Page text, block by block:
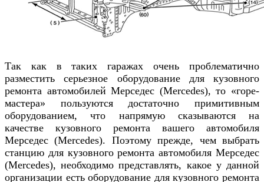
Так как в таких гаражах очень проблематично
разместить серьезное оборудование для кузовного
ремонта автомобилейМерседес (Mercedes), то «горе-
мастера» пользуются достаточно примитивным
оборудованием, что напрямую сказываются на
качестве кузовного ремонта вашего автомобиля
Мерседес (Mercedes). Поэтому прежде, чем выбрать
станцию для кузовного ремонта автомобиля Мерседес
(Mercedes), необходимо представлять, какое у данной
организации есть оборудование для кузовного ремонта